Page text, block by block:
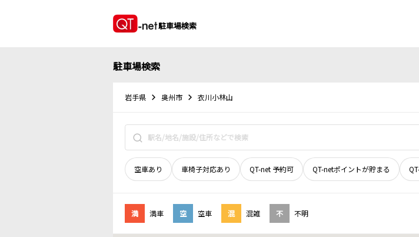
駐車場検索
駐車場検索
岩手県 奥州市 衣川小林山
空車あり 車椅子対応あり QT-net 予約可 QT-netポイントが貯まる
満 満車 空 空車 混 混雑 不 不明